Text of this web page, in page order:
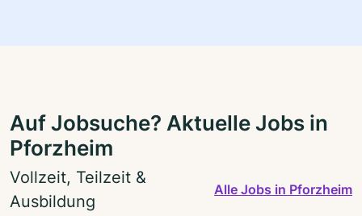
Auf Jobsuche? Aktuelle Jobs in
Pforzheim
Vollzeit, Teilzeit &
Ausbildung
Alle Jobs in Pforzheim